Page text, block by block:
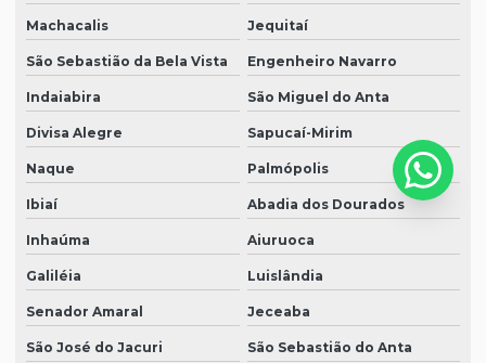
Machacalis Jequitaí
São Sebastião da Bela Vista Engenheiro Navarro
Indaiabira São Miguel do Anta
Divisa Alegre Sapucaí-Mirim
Naque Palmópolis
Ibiaí Abadia dos Dourados
Inhaúma Aiuruoca
Galiléia Luislândia
Senador Amaral Jeceaba
São José do Jacuri São Sebastião do Anta